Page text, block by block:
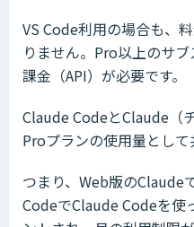
VS Code利用の場合も、
りません。Pro以上のサ
課金（API）が必要です。
Claude CodeとClaude（
Proプランの使用量として
つまり、Web版のClaude
CodeでClaude Codeを使